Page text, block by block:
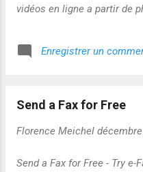
vidéos en ligne a partir de
Enregistrer un
Send a Fax for Free
Florence Meichel
Send a Fax for Free - Try